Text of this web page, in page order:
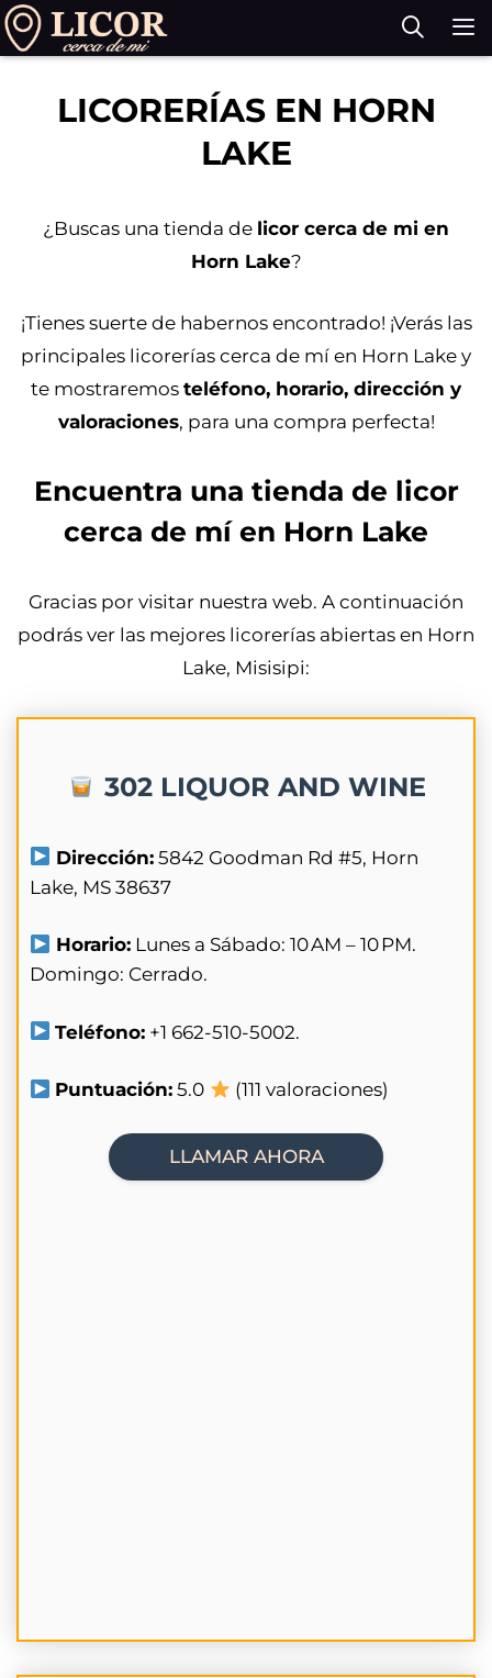
Saltar
al
LICORERÍAS EN HORN
LAKE
¿Buscas una tienda de licor cerca de mi en
Horn Lake?
¡Tienes suerte de habernos encontrado! ¡Verás las
principales licorerías cerca de mí en Horn Lake y
te mostraremos teléfono, horario, dirección y
valoraciones, para una compra perfecta!
Encuentra una tienda de licor
cerca de mí en Horn Lake
Gracias por visitar nuestra web. A continuación
podrás ver las mejores licorerías abiertas en Horn
Lake, Misisipi:
302 LIQUOR AND WINE
Dirección: 5842 Goodman Rd #5, Horn
Lake, MS 38637
Horario: Lunes a Sábado: 10 AM – 10 PM.
Domingo: Cerrado.
Teléfono: +1 662-510-5002.
Puntuación: 5.0 (111 valoraciones)
LLAMAR AHORA